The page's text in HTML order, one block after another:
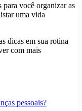
para você organizar as
uma vida
dicas em sua rotina
com mais
pessoais?